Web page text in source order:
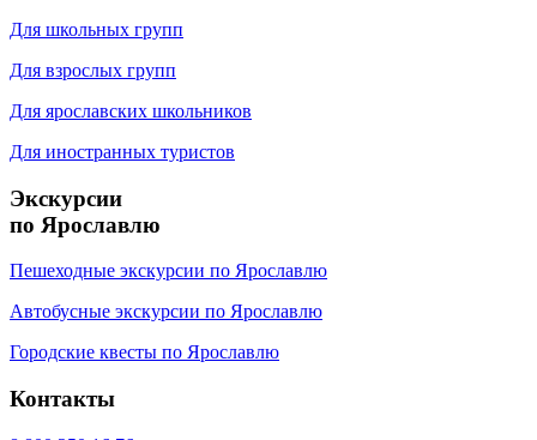
Для школьных групп
Для взрослых групп
Для ярославских школьников
Для иностранных туристов
Экскурсии
по Ярославлю
Пешеходные экскурсии по Ярославлю
Автобусные экскурсии по Ярославлю
Городские квесты по Ярославлю
Контакты